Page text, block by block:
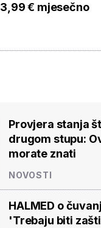
3,99 € mjesečno
Provjera stanja
drugom stupu:
morate znati
NOVOSTI
HALMED o
'Trebaju biti